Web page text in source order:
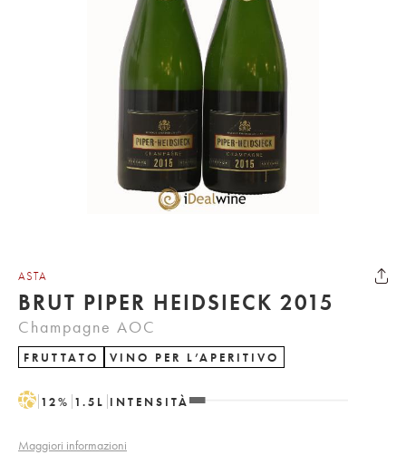
ASTA
BRUT PIPER HEIDSIECK 2015
Champagne AOC
FRUTTATO VINO PER L’APERITIVO
H 12% 1.5 L INTENSITÀ
Maggiori informazioni